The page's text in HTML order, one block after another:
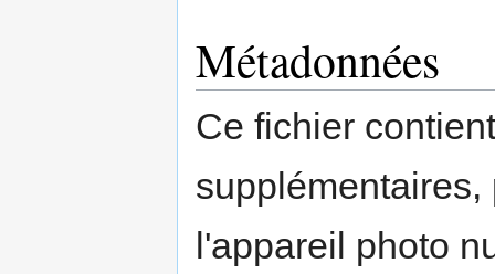
Métadonnées
Ce fichier
l'appareil photo